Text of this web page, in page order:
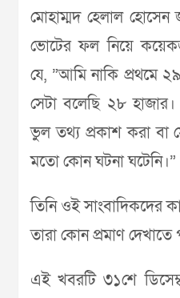
মোহাম্মদ হেলাল
ভোটের ফল নিয়ে
যে, ”আমি নাকি প্রথমে
সেটা বলেছি ২৮ হাজার।
ভুল তথ্য প্রকাশ করা বা
মতো কোন ঘটনা ঘটেনি।”
তিনি ওই সাংবাদিকদের
তারা কোন প্রমাণ দেখাতে
এই খবরটি ৩১শে